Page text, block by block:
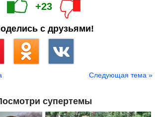
+23
с друзьями!
Следующая тема »
супертемы